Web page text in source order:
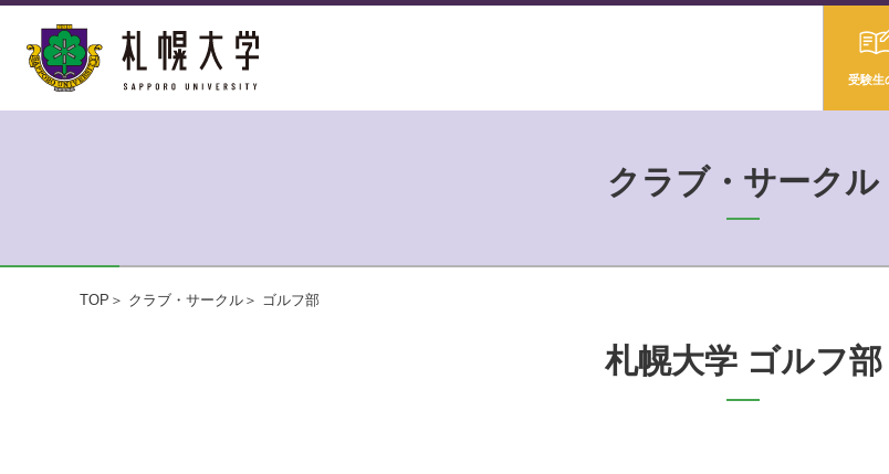
受験生
クラブ・サークル
TOP クラブ・サークル ゴルフ部
札幌大学 ゴルフ部